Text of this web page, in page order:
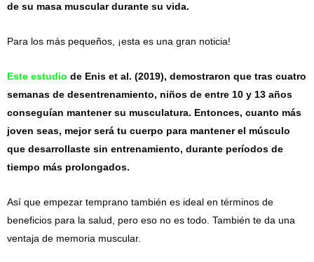
de su masa muscular durante su vida.
Para los más pequeños, ¡esta es una gran noticia!
Este estudio de Enis et al. (2019), demostraron que tras cuatro
semanas de desentrenamiento, niños de entre 10 y 13 años
conseguían mantener su musculatura. Entonces, cuanto más
joven seas, mejor será tu cuerpo para mantener el músculo
que desarrollaste sin entrenamiento, durante períodos de
tiempo más prolongados.
Así que empezar temprano también es ideal en términos de
beneficios para la salud, pero eso no es todo. También te da una
ventaja de memoria muscular.